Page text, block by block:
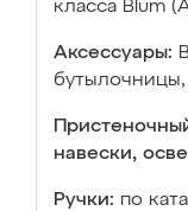
класса Blum
Аксессуары:
навески,
Ручки: по